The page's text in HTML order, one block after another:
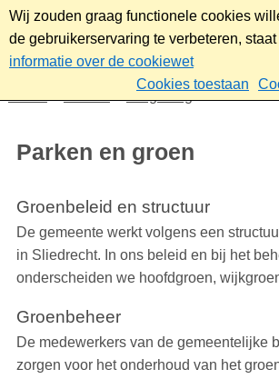
Wij zouden graag functionele cookies
de gebruikerservaring te verbeteren,
informatie over de cookiewet
Cookies toestaan
Omgeving Parken en
Parken en groen
Groenbeleid en structuur
De gemeente werkt volgens een
in Sliedrecht. In ons beleid en bij het
onderscheiden we hoofdgroen,
Groenbeheer
De medewerkers van de gemeentelijke
zorgen voor het onderhoud van het